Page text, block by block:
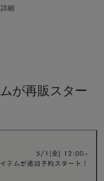
細
が再販スター